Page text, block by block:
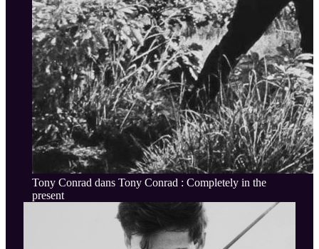
Tony Conrad dans Tony Conrad : Completely in the
present